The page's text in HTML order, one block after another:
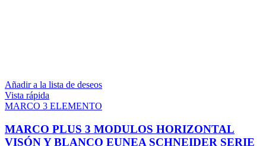
Añadir a la lista de deseos
Vista rápida
MARCO 3 ELEMENTO
MARCO PLUS 3 MODULOS HORIZONTAL
VISÓN Y BLANCO EUNEA SCHNEIDER SERIE